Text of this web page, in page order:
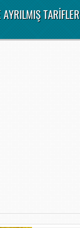
TARİFLER